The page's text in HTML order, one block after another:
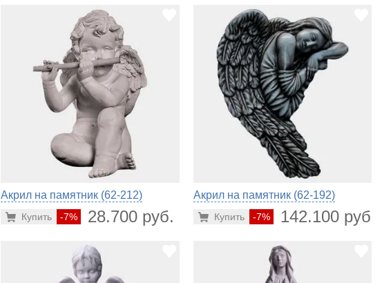
Акрил на памятник (62-212)
-7% 28.700 руб.
Купить
Акрил на памятник (62-192)
-7% 142.100 руб.
Купить